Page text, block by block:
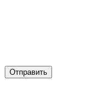
Отправить